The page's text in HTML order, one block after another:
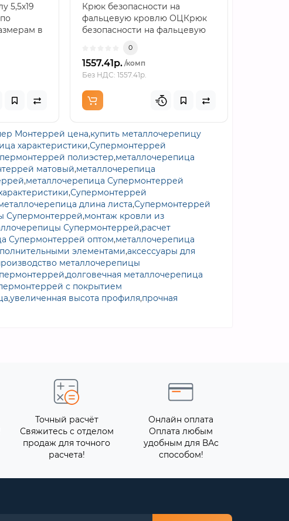
5,5х19
в
Крюк безопасности на
фальцевую кровлю ОЦКрюк
безопасности на фальцевую
0
1557.41р. /комп
Без НДС: 1557.41р.
Монтеррей цена,купить металлочерепицу
характеристики,Супермонтеррей
полиэстер,металлочерепица
матовый,металлочерепица
,металлочерепица Супермонтеррей
,Супермонтеррей
длина листа,Супермонтеррей
Супермонтеррей,монтаж кровли из
Супермонтеррей,расчет
Супермонтеррей оптом,металлочерепица
элементами,аксессуары для
металлочерепицы
,долговечная металлочерепица
с покрытием
,увеличенная высота профиля,прочная
Точный расчёт
Свяжитесь с отделом
продаж для точного
расчета!
Онлайн оплата
Оплата любым
удобным для ВАс
способом!